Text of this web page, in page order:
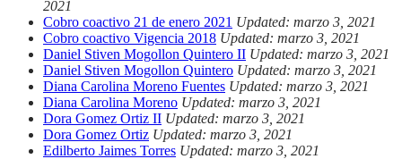
2021
Cobro coactivo 21 de enero 2021 Updated: marzo 3, 2021
Cobro coactivo Vigencia 2018 Updated: marzo 3, 2021
Daniel Stiven Mogollon Quintero II Updated: marzo 3, 2021
Daniel Stiven Mogollon Quintero Updated: marzo 3, 2021
Diana Carolina Moreno Fuentes Updated: marzo 3, 2021
Diana Carolina Moreno Updated: marzo 3, 2021
Dora Gomez Ortiz II Updated: marzo 3, 2021
Dora Gomez Ortiz Updated: marzo 3, 2021
Edilberto Jaimes Torres Updated: marzo 3, 2021